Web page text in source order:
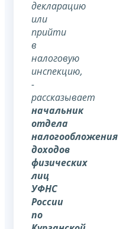
декларацию
или
прийти
в
налоговую
инспекцию,
-
рассказывает
начальник
отдела
налогообложения
доходов
физических
лиц
УФНС
России
по